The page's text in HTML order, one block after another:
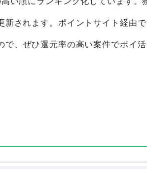
較すると、最大0円のポイントを獲
ではcryptomall（クリプトモール）
い順にランキング化しています。獲
されます。ポイントサイト経由で